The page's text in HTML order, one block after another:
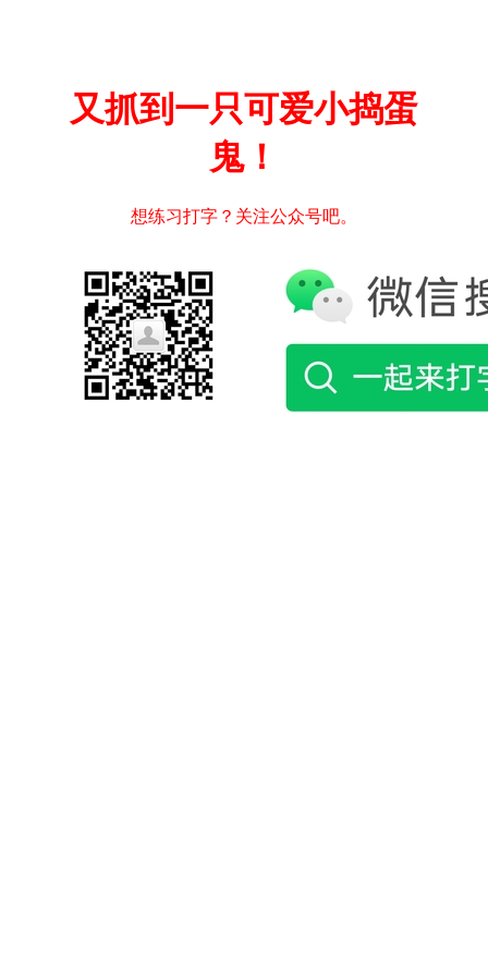
又抓到一只可爱小捣蛋
鬼！
想练习打字？关注公众号吧。